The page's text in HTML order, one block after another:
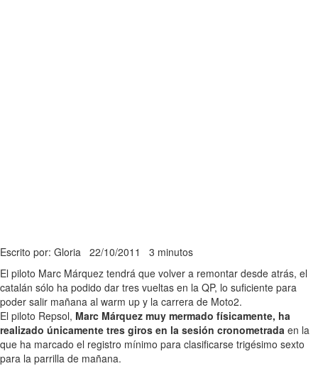
Escrito por: Gloria 22/10/2011 3 minutos
El piloto Marc Márquez tendrá que volver a remontar desde atrás, el
catalán sólo ha podido dar tres vueltas en la QP, lo suficiente para
poder salir mañana al warm up y la carrera de Moto2.
El piloto Repsol, Marc Márquez muy mermado físicamente, ha
realizado únicamente tres giros en la sesión cronometrada en la
que ha marcado el registro mínimo para clasificarse trigésimo sexto
para la parrilla de mañana.